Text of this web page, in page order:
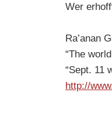
Wer
Ra’anan
“The
“Sept. 11
http://